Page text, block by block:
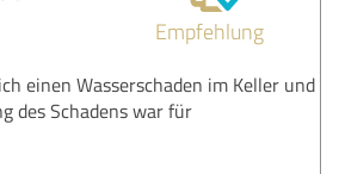
Empfehlung
einen Wasserschaden im Keller und
des Schadens war für